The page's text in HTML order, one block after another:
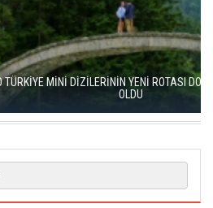
YENİ ROTASI DOĞU KARADENİZ